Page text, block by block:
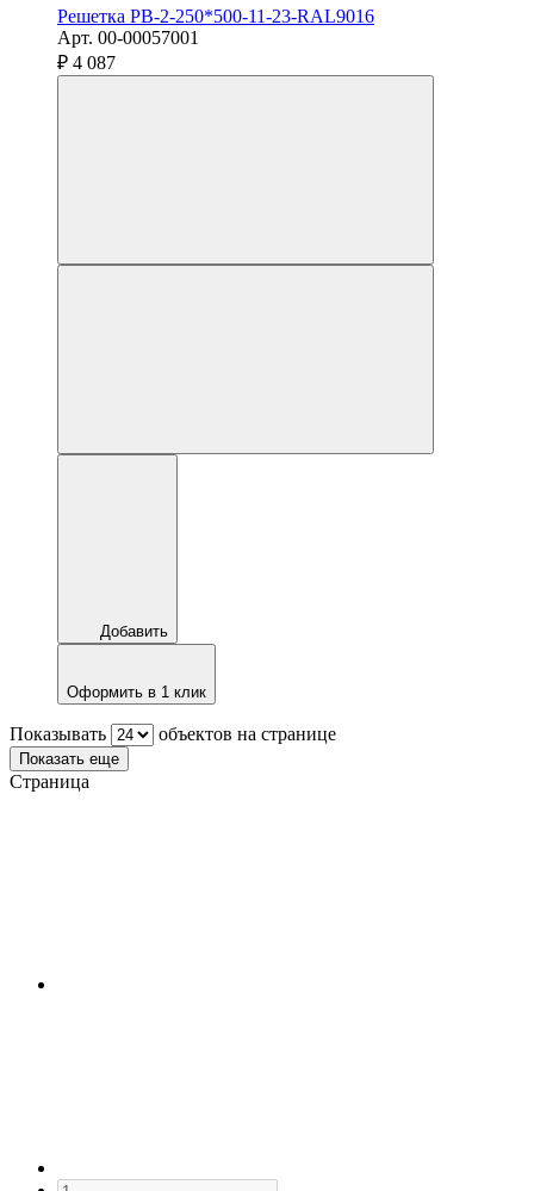
Решетка РВ-2-250*500-11-23-RAL9016
Арт. 00-00057001
₽ 4 087
Добавить
Оформить в 1 клик
Показывать объектов на странице
Показать еще
Страница